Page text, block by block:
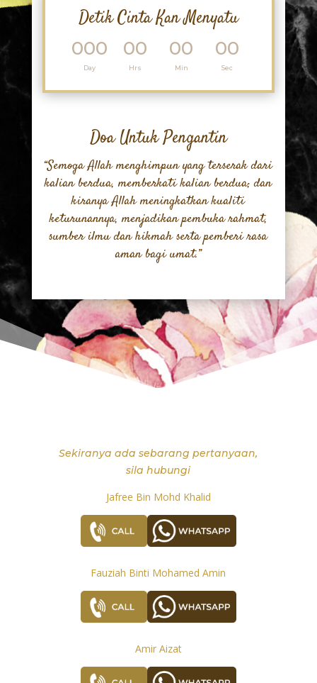
Detik Cinta Kan Menyatu
000
Day
00
Hrs
00
Min
00
Sec
Doa Untuk Pengantin
“Semoga Allah menghimpun yang terserak dari
kalian berdua, memberkati kalian berdua; dan
kiranya Allah meningkatkan kualiti
keturunannya, menjadikan pembuka rahmat,
sumber ilmu dan hikmah serta pemberi rasa
aman bagi umat.”
Sekiranya ada sebarang pertanyaan,
sila hubungi
Jafree Bin Mohd Khalid
Fauziah Binti Mohamed Amin
Amir Aizat